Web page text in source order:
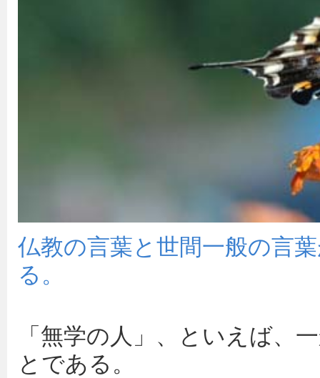
仏教の言葉と世間一般の言
る。
「無学の人」、といえば、
とである。